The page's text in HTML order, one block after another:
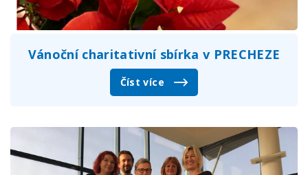
Vánoční charitativní sbírka v PRECHEZE
Číst více